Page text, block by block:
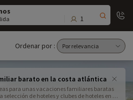
1
Ordenar por :
barato en la costa atlántica
para unas vacaciones familiares baratas
de hoteles y clubes de hoteles en la